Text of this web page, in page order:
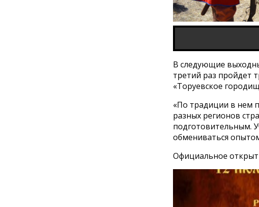
В следующие
третий раз пройдет
«Торуевское
«По традиции в нем
разных регионов
подготовительным.
обмениваться
Официальное